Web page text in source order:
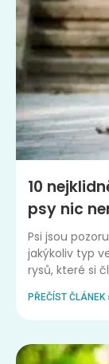
10
psy nic
Psi jsou
jakýkoliv typ
rysů, které si
PŘEČÍST ČLÁNEK